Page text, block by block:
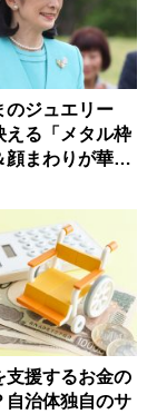
のジュエリー
える「メタル枠
顔まわりが華や
粒」の使い分
支援するお金の
自治体独自のサ